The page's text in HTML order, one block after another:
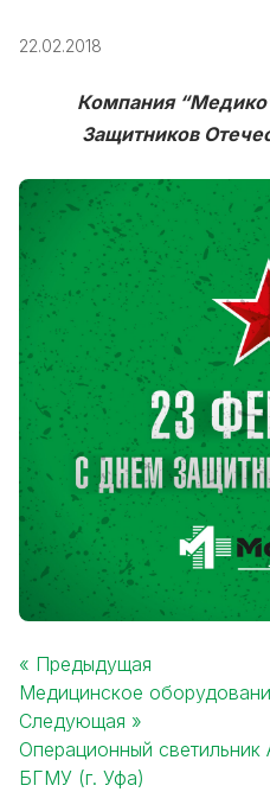
22.02.2018
Компания
Защитников
Post
navigation
« Предыдущая
Медицинское
Следующая »
Операционный
БГМУ (г. Уфа)